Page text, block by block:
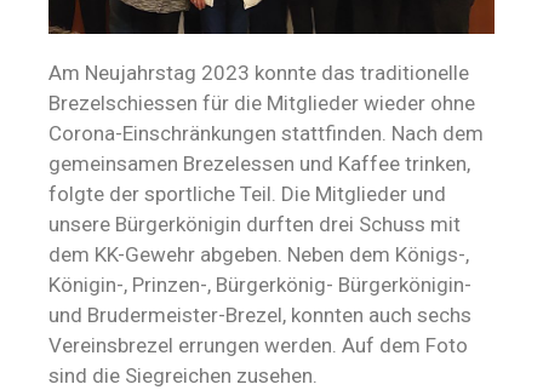
Am Neujahrstag 2023 konnte das traditionelle
Brezelschiessen für die Mitglieder wieder ohne
Corona-Einschränkungen stattfinden. Nach dem
gemeinsamen Brezelessen und Kaffee trinken,
folgte der sportliche Teil. Die Mitglieder und
unsere Bürgerkönigin durften drei Schuss mit
dem KK-Gewehr abgeben. Neben dem Königs-,
Königin-, Prinzen-, Bürgerkönig- Bürgerkönigin-
und Brudermeister-Brezel, konnten auch sechs
Vereinsbrezel errungen werden. Auf dem Foto
sind die Siegreichen zusehen.